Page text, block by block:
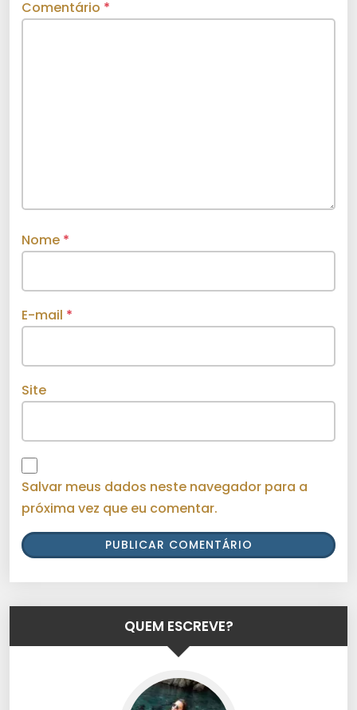
Comentário *
Nome *
E-mail *
Site
Salvar meus dados neste navegador para a
próxima vez que eu comentar.
QUEM ESCREVE?